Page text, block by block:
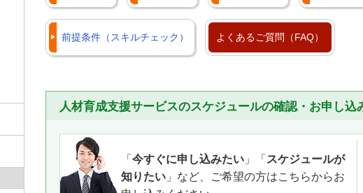
前提条件（スキルチェック） よくあるご質問（FAQ）
人材育成支援サービスのスケジュールの確認・お申し込
「 今すぐに申し込みたい 」「 スケジュールが
知りたい 」など、ご希望の方はこちらからお